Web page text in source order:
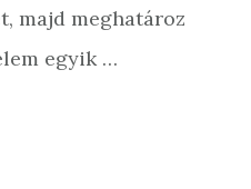
majd meghatároz
egyik …